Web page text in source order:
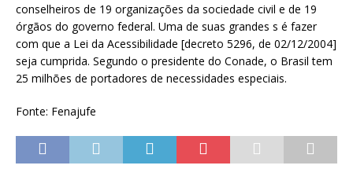
conselheiros de 19 organizações da sociedade civil e de 19
órgãos do governo federal. Uma de suas grandes s é fazer
com que a Lei da Acessibilidade [decreto 5296, de 02/12/2004]
seja cumprida. Segundo o presidente do Conade, o Brasil tem
25 milhões de portadores de necessidades especiais.
Fonte: Fenajufe